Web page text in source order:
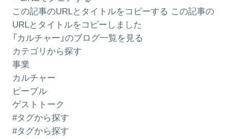
この記事のURLとタイトルをコピーする この記事の
URLとタイトルをコピーしました
「カルチャー」のブログ一覧を見る
カテゴリから探す
事業
カルチャー
ピープル
ゲストトーク
#タグから探す
#タグから探す